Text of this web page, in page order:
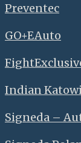
Preventec
GO+EAuto
Indian
Signeda –